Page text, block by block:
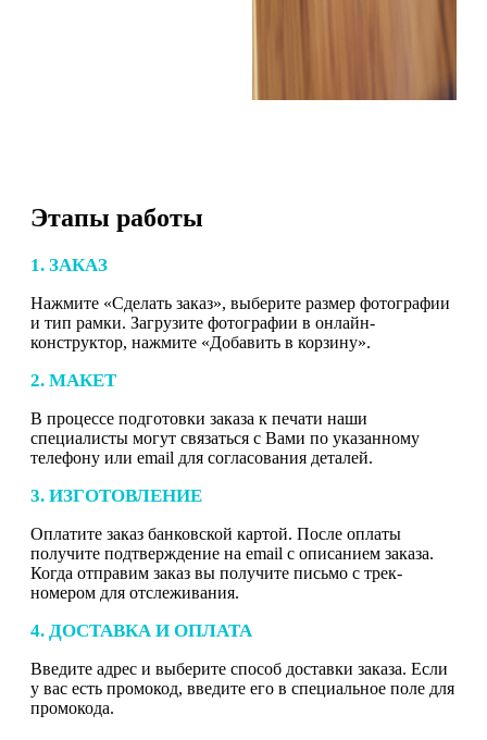
Этапы работы
1. ЗАКАЗ
Нажмите «Сделать заказ», выберите размер фотографии
и тип рамки. Загрузите фотографии в онлайн-
конструктор, нажмите «Добавить в корзину».
2. МАКЕТ
В процессе подготовки заказа к печати наши
специалисты могут связаться с Вами по указанному
телефону или email для согласования деталей.
3. ИЗГОТОВЛЕНИЕ
Оплатите заказ банковской картой. После оплаты
получите подтверждение на email с описанием заказа.
Когда отправим заказ вы получите письмо с трек-
номером для отслеживания.
4. ДОСТАВКА И ОПЛАТА
Введите адрес и выберите способ доставки заказа. Если
у вас есть промокод, введите его в специальное поле для
промокода.